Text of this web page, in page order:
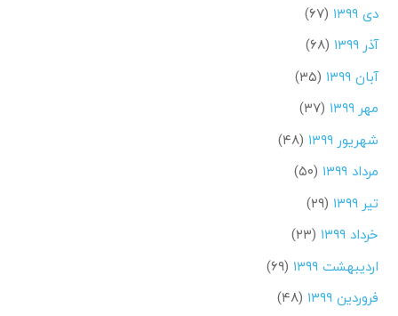
دی ۱۳۹۹
(۶۷)
آذر ۱۳۹۹
(۶۸)
آبان ۱۳۹۹
(۳۵)
مهر ۱۳۹۹
(۳۷)
شهریور ۱۳۹۹
(۴۸)
مرداد ۱۳۹۹
(۵۰)
تیر ۱۳۹۹
(۲۹)
خرداد ۱۳۹۹
(۲۳)
اردیبهشت ۱۳۹۹
(۶۹)
فروردین ۱۳۹۹
(۴۸)